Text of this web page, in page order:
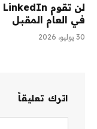
في العام المقبل
30 يوليو، 2026
اترك تعليقاً